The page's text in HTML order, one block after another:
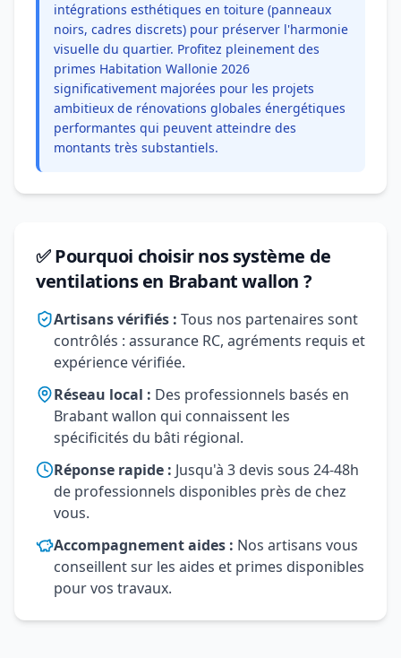
intégrations esthétiques en toiture (panneaux
noirs, cadres discrets) pour préserver l'harmonie
visuelle du quartier. Profitez pleinement des
primes Habitation Wallonie 2026
significativement majorées pour les projets
ambitieux de rénovations globales énergétiques
performantes qui peuvent atteindre des
montants très substantiels.
✅ Pourquoi choisir nos système de
ventilations en Brabant wallon ?
Artisans vérifiés : Tous nos partenaires sont
contrôlés : assurance RC, agréments requis et
expérience vérifiée.
Réseau local : Des professionnels basés en
Brabant wallon qui connaissent les
spécificités du bâti régional.
Réponse rapide : Jusqu'à 3 devis sous 24-48h
de professionnels disponibles près de chez
vous.
Accompagnement aides : Nos artisans vous
conseillent sur les aides et primes disponibles
pour vos travaux.